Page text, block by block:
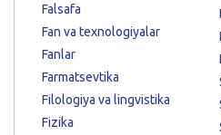
Falsafa
Fan va texnologiyalar
Fanlar
Farmatsevtika
Filologiya va lingvistika
Fizika